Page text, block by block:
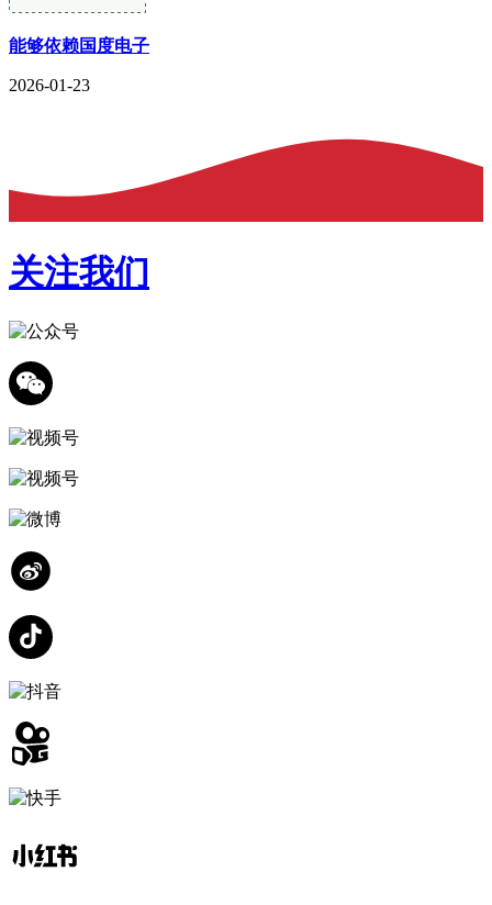
能够依赖国度电子
2026-01-23
关注我们